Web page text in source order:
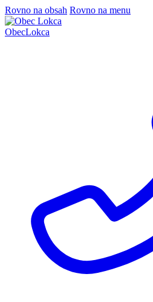
Rovno na obsah Rovno na menu
ObecLokca